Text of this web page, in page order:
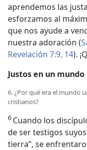
aprendemos las
esforzamos al
que nos ayude a
nuestra adoración (
Revelación 7:9, 14).
Justos en un
6. ¿Por qué era el mundo
cristianos?
6 Cuando los
de ser testigos
tierra”, se